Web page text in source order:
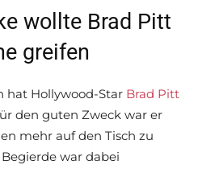
wollte Brad Pitt
greifen
hat Hollywood-Star Brad Pitt
den guten Zweck war er
mehr auf den Tisch zu
war dabei